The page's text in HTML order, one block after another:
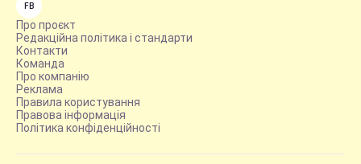
FB
Про проєкт
Редакційна політика і стандарти
Контакти
Команда
Про компанію
Реклама
Правила користування
Правова інформація
Політика конфіденційності